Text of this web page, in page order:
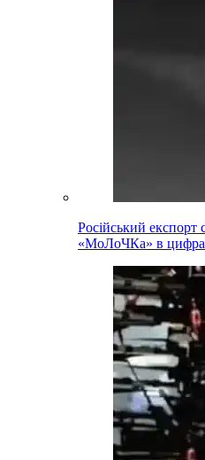
Російський експорт
«МоЛоЧКа» в